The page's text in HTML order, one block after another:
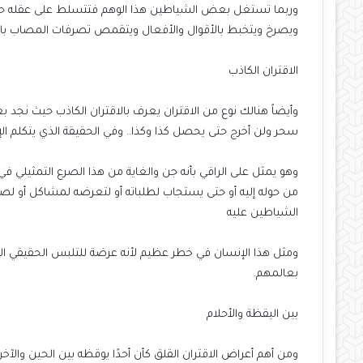
وربما تستغل بعض الشياطين هذا الوهم فتتسلط على عقله
ويصرخ ويتخبط بالأقوال والأفعال ويتقمص تصرفات المصاب
الاقتران الكاذب
وأيضاً هنالك نوع من الاقتران يعرف بالاقتران الكاذب حيث
سحر ولن أخرج حتى يحصل كذا وكذا.. وفي الحقيقة الذي يتكلم
وهو يمثل على الراقي بأنه جن والغاية من هذا الصرع
من حوله إليه أو حتى يستجاب لطلباته أو لتعرضه لمشاكل أو
الشياطين عليه
ومثل هذا الإنسان في خطر عظيم لأنه عرضة للتلبس الحقيقي
بعالمهم.
بين اليقظة والأحلام
ومن أهم أعراض الاقتران القلق كأن أحدًا يوقظه بين الحين